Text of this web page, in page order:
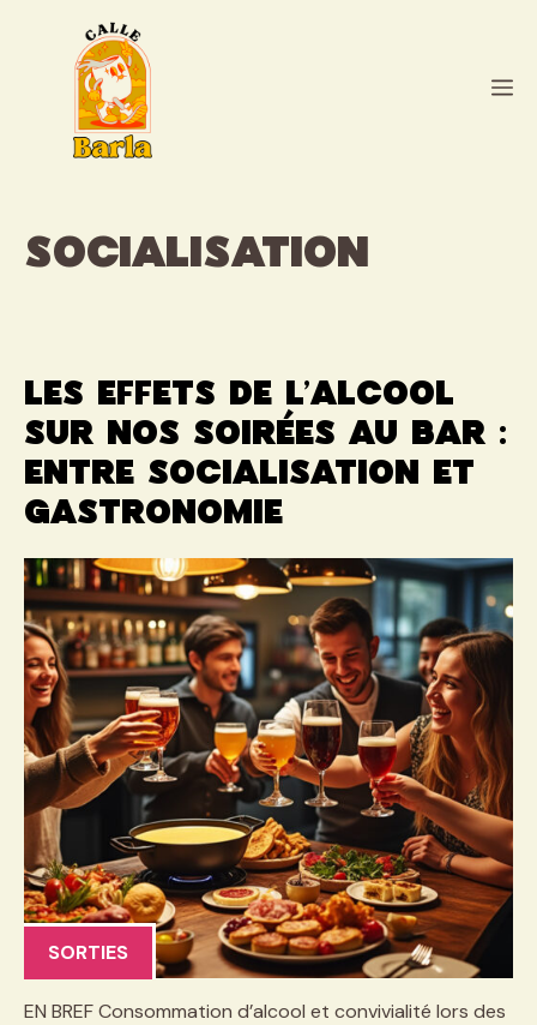
socialisation
Les effets de l’alcool
sur nos soirées au bar :
entre socialisation et
gastronomie
SORTIES
EN BREF Consommation d’alcool et convivialité lors des